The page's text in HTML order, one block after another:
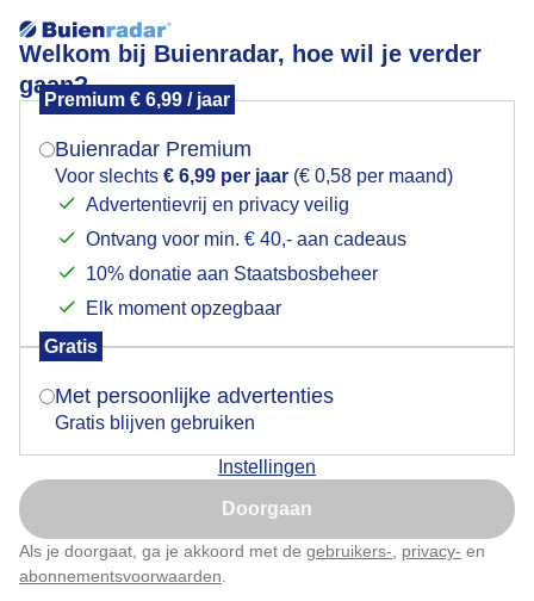
Welkom bij Buienradar, hoe wil je verder
gaan?
Premium € 6,99 / jaar
Buienradar Premium
Voor slechts € 6,99 per jaar (€ 0,58 per maand)
Advertentievrij en privacy veilig
Ontvang voor min. € 40,- aan cadeaus
10% donatie aan Staatsbosbeheer
Elk moment opzegbaar
Gratis
Met persoonlijke advertenties
Gratis blijven gebruiken
Instellingen
Doorgaan
Als je doorgaat, ga je akkoord met de gebruikers- privacy- en
abonnementsvoorwaarden
Zo mooi, een lieveheersbeestje op de bloesem
Vanmiddag
Mogen we je locatie gebruiken voor het
Indien je hier nog geen akkoord op hebt gegeven,
verschijnt er zo een pop-up uit je browser waarin
Is goed, toon de popup
Nu niet, misschien later
Klik hierom dit aan te passen